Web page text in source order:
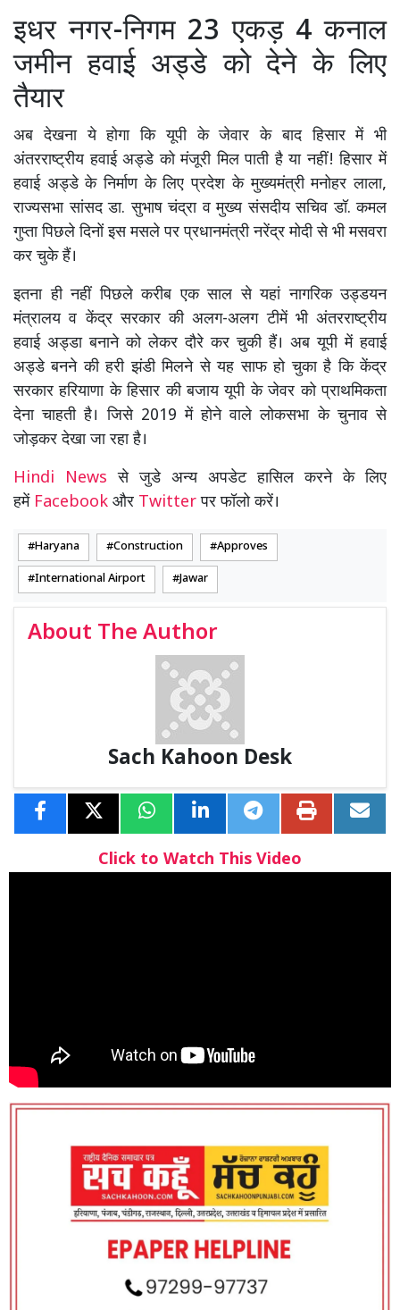
इधर नगर-निगम 23 एकड़ 4 कनाल
जमीन हवाई अड्डे को देने के लिए
तैयार
अब देखना ये होगा कि यूपी के जेवार के बाद हिसार में भी
अंतरराष्ट्रीय हवाई अड्डे को मंजूरी मिल पाती है या नहीं! हिसार में
हवाई अड्डे के निर्माण के लिए प्रदेश के मुख्यमंत्री मनोहर लाला,
राज्यसभा सांसद डा. सुभाष चंद्रा व मुख्य संसदीय सचिव डॉ. कमल
गुप्ता पिछले दिनों इस मसले पर प्रधानमंत्री नरेंद्र मोदी से भी मसवरा
कर चुके हैं।
इतना ही नहीं पिछले करीब एक साल से यहां नागरिक उड्डयन
मंत्रालय व केंद्र सरकार की अलग-अलग टीमें भी अंतरराष्ट्रीय
हवाई अड्डा बनाने को लेकर दौरे कर चुकी हैं। अब यूपी में हवाई
अड्डे बनने की हरी झंडी मिलने से यह साफ हो चुका है कि केंद्र
सरकार हरियाणा के हिसार की बजाय यूपी के जेवर को प्राथमिकता
देना चाहती है। जिसे 2019 में होने वाले लोकसभा के चुनाव से
जोड़कर देखा जा रहा है।
Hindi Newsसे जुडे अन्य अपडेट हासिल करने के लिए
हमें Facebook और Twitterपर फॉलो करें।
Haryana Construction Approves
International Airport Jawar
About The Author
Sach Kahoon Desk
Click to Watch This Video